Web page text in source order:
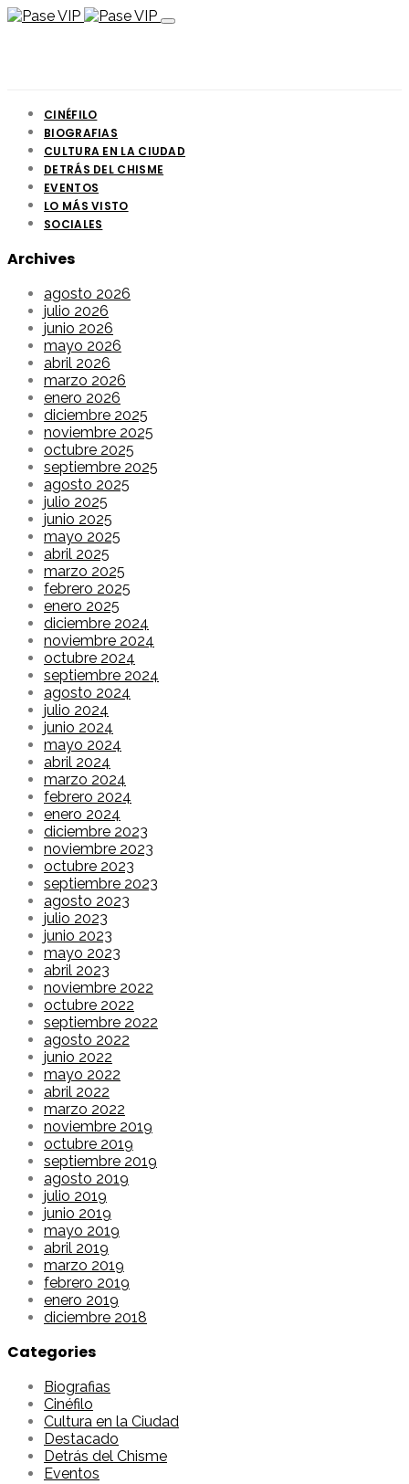
CINÉFILO
BIOGRAFIAS
CULTURA EN LA CIUDAD
DETRÁS DEL CHISME
EVENTOS
LO MÁS VISTO
SOCIALES
Archives
agosto 2026
julio 2026
junio 2026
mayo 2026
abril 2026
marzo 2026
enero 2026
diciembre 2025
noviembre 2025
octubre 2025
septiembre 2025
agosto 2025
julio 2025
junio 2025
mayo 2025
abril 2025
marzo 2025
febrero 2025
enero 2025
diciembre 2024
noviembre 2024
octubre 2024
septiembre 2024
agosto 2024
julio 2024
junio 2024
mayo 2024
abril 2024
marzo 2024
febrero 2024
enero 2024
diciembre 2023
noviembre 2023
octubre 2023
septiembre 2023
agosto 2023
julio 2023
junio 2023
mayo 2023
abril 2023
noviembre 2022
octubre 2022
septiembre 2022
agosto 2022
junio 2022
mayo 2022
abril 2022
marzo 2022
noviembre 2019
octubre 2019
septiembre 2019
agosto 2019
julio 2019
junio 2019
mayo 2019
abril 2019
marzo 2019
febrero 2019
enero 2019
diciembre 2018
Categories
Biografias
Cinéfilo
Cultura en la Ciudad
Destacado
Detrás del Chisme
Eventos